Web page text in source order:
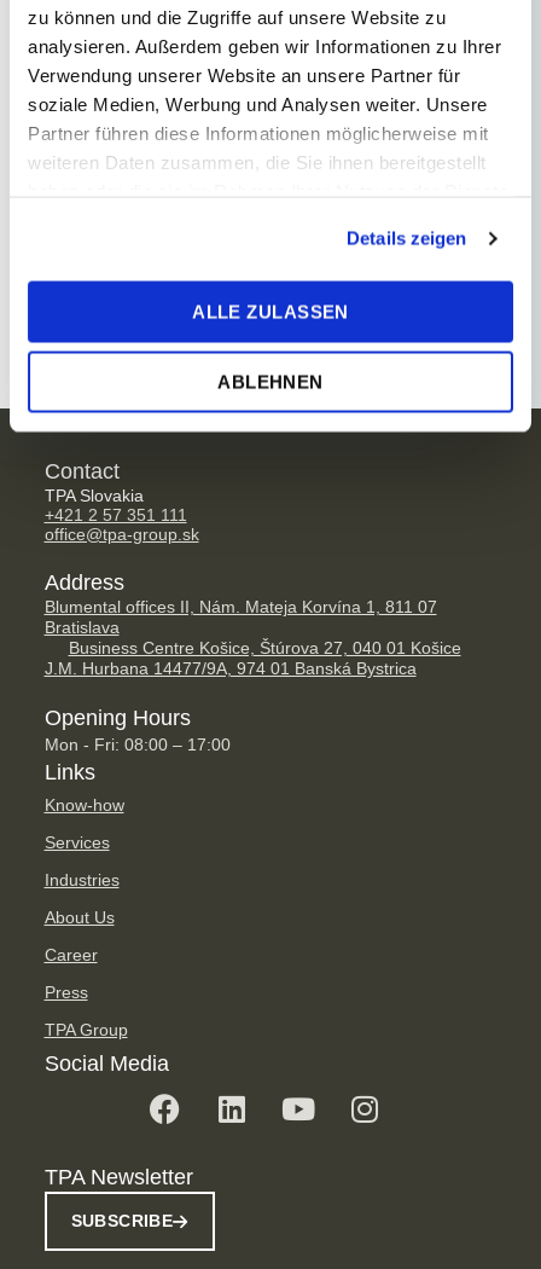
zu können und die Zugriffe auf unsere Website zu
analysieren. Außerdem geben wir Informationen zu Ihrer
Verwendung unserer Website an unsere Partner für
soziale Medien, Werbung und Analysen weiter. Unsere
Partner führen diese Informationen möglicherweise mit
weiteren Daten zusammen, die Sie ihnen bereitgestellt
Details zeigen
ALLE ZULASSEN
ABLEHNEN
Expertise
SERVICES
Payroll Accounting
Contact
TPA Slovakia
+421 2 57 351 111
office@tpa-group.sk
Address
Blumental offices II, Nám. Mateja Korvína 1, 811 07
Bratislava
Business Centre Košice, Štúrova 27, 040 01 Košice
J.M. Hurbana 14477/9A, 974 01 Banská Bystrica
Opening Hours
Mon - Fri: 08:00 – 17:00
Links
Know-how
Services
Industries
About Us
Career
Press
TPA Group
Social Media
TPA Newsletter
SUBSCRIBE